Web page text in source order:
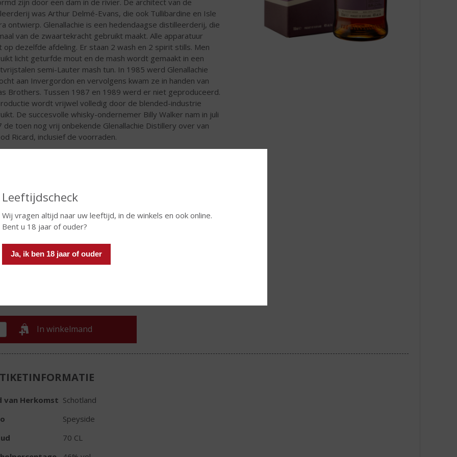
Leeftijdscheck
Wij vragen altijd naar uw leeftijd, in de winkels en ook online.
Bent u 18 jaar of ouder?
Ja, ik ben 18 jaar of ouder
was Arthur Delmé-Evans, die ook Tullibardine en Isle
ontwierp. Glenallachie is een hedendaagse distilleerderij, die
van de zwaartekracht gebruikt maakt. Alle apparatuur
op dezelfde afdeling. Er staan 2 wash en 2 spirit stills. Men
licht geturfde mout en de mash wordt gemaakt in een
semi-Lauter mash tun. In 1985 werd Glenallachie
aan Invergordon en vervolgens kwam ze in handen van
Brothers. Tussen 1987 en 1989 werd er niet geproduceerd.
wordt vrijwel volledig door de blended-industrie
De succesvolle whisky-ondernemer Billy Walker nam in juli
de toen nog vrij onbekende Glenallachie Distillery over van
Ricard, inclusief de voorraden.
voor deze botteling Pedro Ximénez-, oloroso- en
oak vaten. Het resultaat is een prettig zoete dram die wel
spanning kent.
In winkelmand
van Herkomst Schotland
Speyside
70 CL